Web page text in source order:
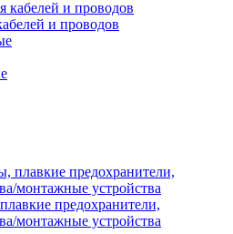
и проводов
предохранители,
монтажные устройства